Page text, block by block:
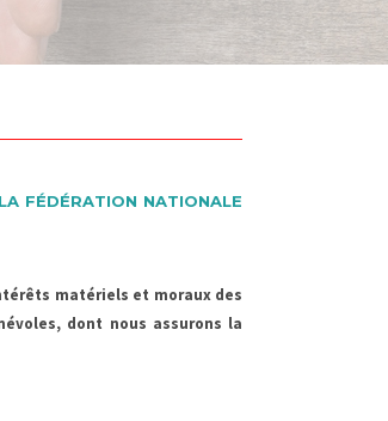
FÉDÉRATION NATIONALE
matériels et moraux des
dont nous assurons la